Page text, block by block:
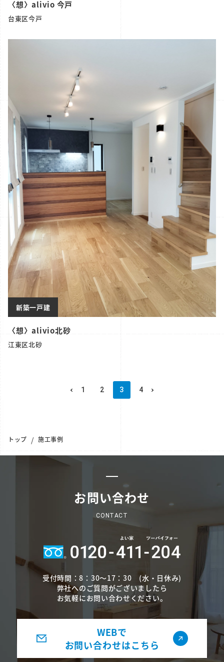
〈想〉alivio 今戸
台東区今戸
新築一戸建
〈想〉alivio北砂
江東区北砂
1 2 3 4
トップ 施工事例
お問い合わせ
CONTACT
受付時間：8：30～17：30 (水・日休み)
弊社へのご質問がございましたら
お気軽にお問い合わせください。
WEBで
お問い合わせはこちら